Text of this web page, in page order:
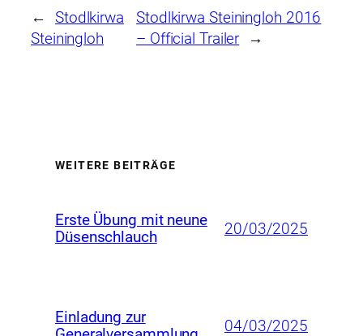
←
Stodlkirwa
Steiningloh
Stodlkirwa Steiningloh 2016
– Official Trailer
→
WEITERE BEITRÄGE
Erste Übung mit neune
Düsenschlauch
20/03/2025
Einladung zur
04/03/2025